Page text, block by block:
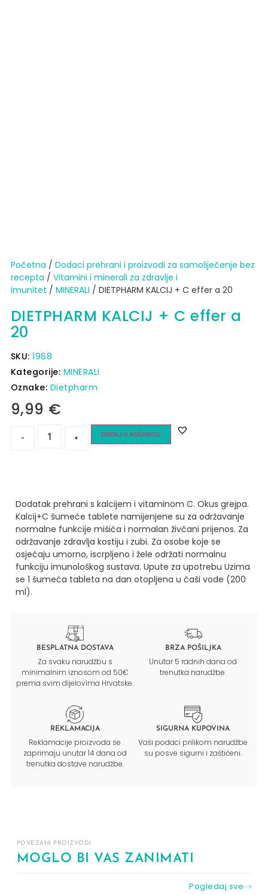
Početna / Dodaci prehrani i proizvodi za samoliječenje bez
recepta / Vitamini i minerali za zdravlje i
imunitet / MINERALI / DIETPHARM KALCIJ + C effer a 20
DIETPHARM KALCIJ + C effer a
20
SKU:1968
Kategorije: MINERALI
Oznake: Dietpharm
9,99 €
- + DODAJ U KOŠARICU
Dodatak prehrani s kalcijem i vitaminom C. Okus grejpa.
Kalcij+C šumeće tablete namijenjene su za održavanje
normalne funkcije mišića i normalan živčani prijenos. Za
održavanje zdravlja kostiju i zubi. Za osobe koje se
osjećaju umorno, iscrpljeno i žele održati normalnu
funkciju imunološkog sustava. Upute za upotrebu Uzima
se 1 šumeća tableta na dan otopljena u čaši vode (200
ml).
BESPLATNA DOSTAVA
Za svaku narudžbu s
minimalnim iznosom od 50€
prema svim dijelovima Hrvatske.
BRZA POŠILJKA
Unutar 5 radnih dana od
trenutka narudžbe.
REKLAMACIJA
Reklamacije proizvoda se
zaprimaju unutar 14 dana od
trenutka dostave narudžbe.
SIGURNA KUPOVINA
Vaši podaci prilikom narudžbe
su posve sigurni i zaštićeni.
POVEZANI PROIZVODI
MOGLO BI VAS ZANIMATI
Pogledaj sve